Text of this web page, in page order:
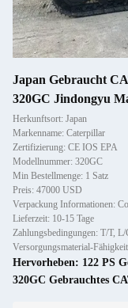
Japan Gebraucht
320GC Jindongyu
Herkunftsort: Japan
Markenname: Caterpillar
Zertifizierung: CE IOS EPA
Modellnummer: 320GC
Min Bestellmenge: 1 Satz
Preis: 47000 USD
Verpackung Informationen:
Lieferzeit: 10-15 Tage
Zahlungsbedingungen: T/T,
Versorgungsmaterial-
Hervorheben: 122 PS
320GC Gebrauchtes